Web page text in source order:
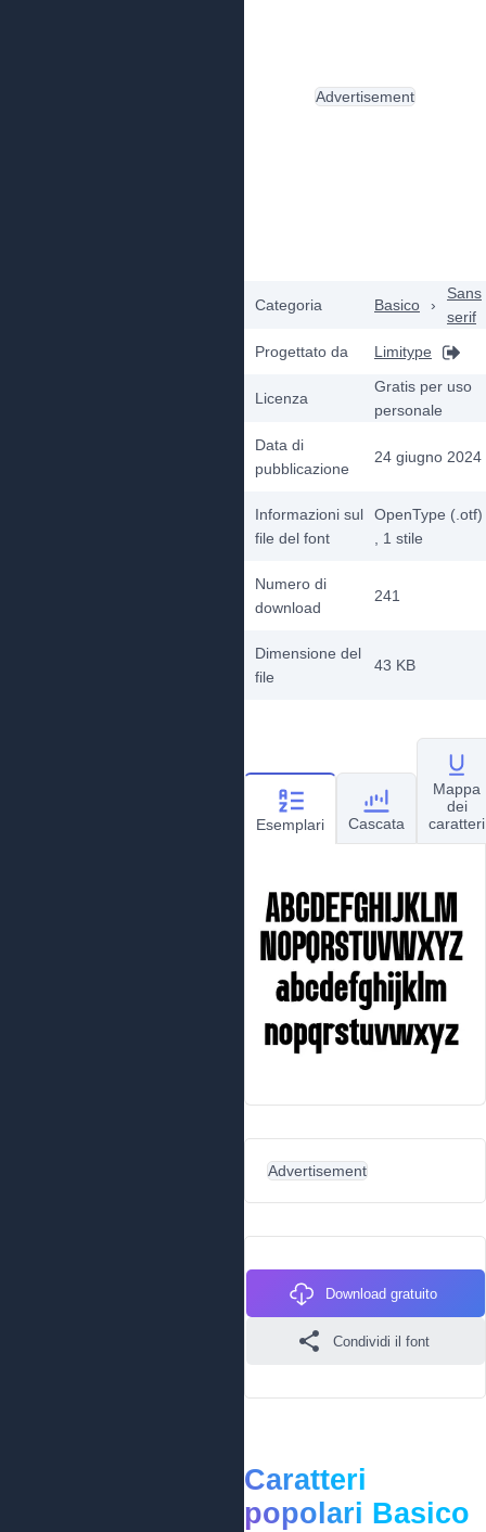
Categoria Basico ›
Sans
serif
Progettato da
Limitype
Licenza
Gratis per uso
personale
Data di
pubblicazione
24 giugno 2024
Informazioni sul
file del font
OpenType (.otf)
, 1 stile
Numero di
download
241
Dimensione del
file
43 KB
Advertisement
Esemplari Cascata
Mappa
dei
caratteri
Advertisement
Download gratuito
Condividi il font
Caratteri
popolari Basico